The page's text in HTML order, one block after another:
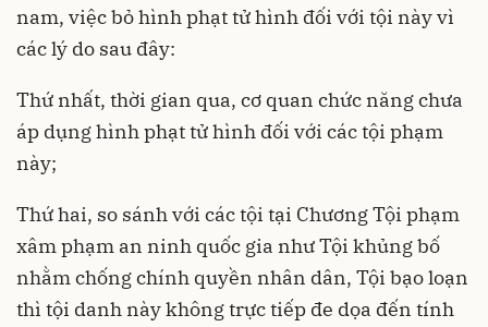
nam, việc bỏ hình phạt tử hình đối với tội này vì
các lý do sau đây:
Thứ nhất, thời gian qua, cơ quan chức năng chưa
áp dụng hình phạt tử hình đối với các tội phạm
này;
Thứ hai, so sánh với các tội tại Chương Tội phạm
xâm phạm an ninh quốc gia như Tội khủng bố
nhằm chống chính quyền nhân dân, Tội bạo loạn
thì tội danh này không trực tiếp đe dọa đến tính